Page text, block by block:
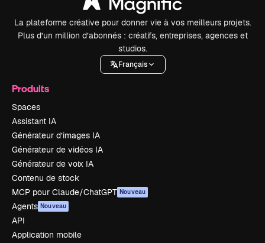
La plateforme créative pour donner vie à vos meilleurs projets.
Plus d’un million d’abonnés : créatifs, entreprises, agences et
studios.
Français
Produits
Spaces
Assistant IA
Générateur d’images IA
Générateur de vidéos IA
Générateur de voix IA
Contenu de stock
MCP pour Claude/ChatGPT Nouveau
Agents Nouveau
API
Application mobile